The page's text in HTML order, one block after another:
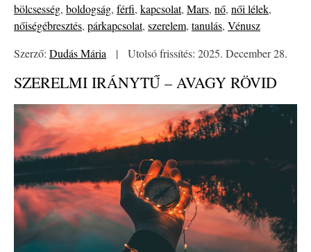
bölcsesség, boldogság, férfi, kapcsolat, Mars, nő, női lélek,
nőiségébresztés, párkapcsolat, szerelem, tanulás, Vénusz
Szerző: Dudás Mária | Utolsó frissítés: 2025. December 28.
SZERELMI IRÁNYTŰ – AVAGY RÖVID